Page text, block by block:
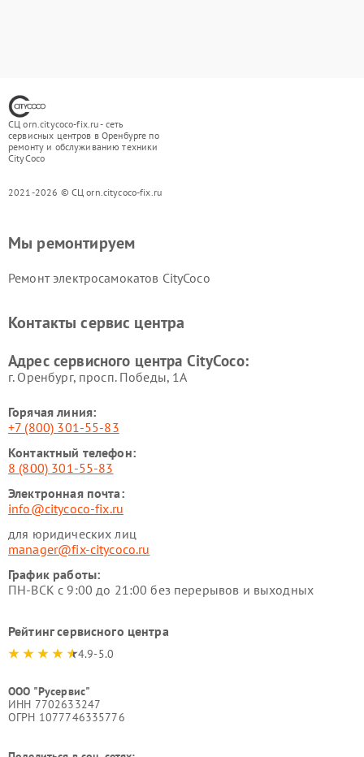
СЦ orn.citycoco-fix.ru - сеть
сервисных центров в Оренбурге по
ремонту и обслуживанию техники
CityCoco
2021-2026 © СЦ orn.citycoco-fix.ru
Мы ремонтируем
Ремонт электросамокатов CityCoco
Контакты сервис центра
Адрес сервисного центра CityCoco:
г. Оренбург, просп. Победы, 1А
Горячая линия:
+7 (800) 301-55-83
Контактный телефон:
8 (800) 301-55-83
Электронная почта:
info@citycoco-fix.ru
для юридических лиц
manager@fix-citycoco.ru
График работы:
ПН-ВСК с 9:00 до 21:00 без перерывов и выходных
Рейтинг сервисного центра
4.9-5.0
ООО "Русервис"
ИНН 7702633247
ОГРН 1077746335776